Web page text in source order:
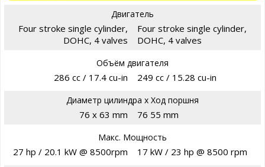
Двигатель
Four stroke single cylinder,
DOHC, 4 valves
Four stroke single cylinder,
DOHC, 4 valves
Объём двигателя
286 cc / 17.4 cu-in 249 cc / 15.28 cu-in
Диаметр цилиндра х Ход поршня
76 x 63 mm 76 55 mm
Макс. Мощность
27 hp / 20.1 kW @ 8500rpm 17 kW / 23 hp @ 8500 rpm